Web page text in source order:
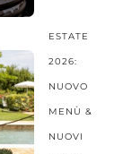
ESTATE
2026:
NUOVO
MENÙ &
NUOVI